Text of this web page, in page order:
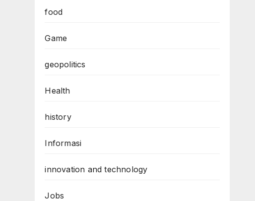
food
Game
geopolitics
Health
history
Informasi
innovation and technology
Jobs